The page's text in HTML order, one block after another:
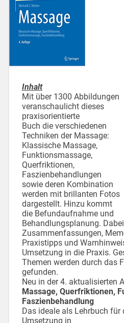
Inhalt
Mit über 1300 Abbildungen
veranschaulicht dieses
praxisorientierte
Buch die verschiedenen
Techniken der Massage:
Klassische Massage,
Funktionsmassage,
Querfriktionen,
Faszienbehandlungen
sowie deren Kombination
werden mit brillanten Fotos
dargestellt. Hinzu kommt
die Befundaufnahme und
Behandlungsplanung.
Zusammenfassungen,
Praxistipps und
Umsetzung in die Praxis.
Themen werden durch das
gefunden.
Neu in der 4. aktualisierten
Massage, Querfriktionen,
Faszienbehandlung
Das ideale als Lehrbuch für
Umsetzung in